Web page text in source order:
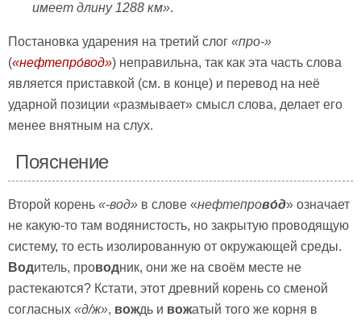
имеет длину 1288 км».
Постановка ударения на третий слог «про-»
(«нефтепро́вод») неправильна, так как эта часть слова
является приставкой (см. в конце) и перевод на неё
ударной позиции «размывает» смысл слова, делает его
менее внятным на слух.
Пояснение
Второй корень «-вод» в слове «нефтепрово́д» означает
не какую-то там водянистость, но закрытую проводящую
систему, то есть изолированную от окружающей среды.
Водитель, проводник, они же на своём месте не
растекаются? Кстати, этот древний корень со сменой
согласных «д/ж», вождь и вожатый того же корня в